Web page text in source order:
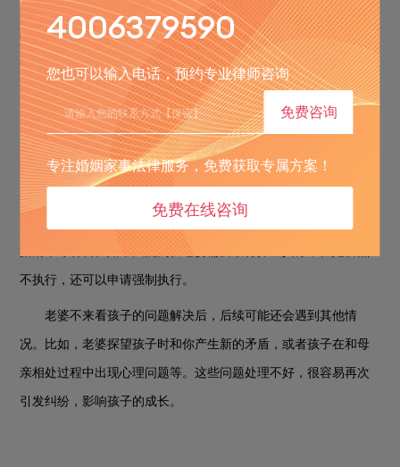
天记录、通话录音等，证明她有条件探望却不履行义务。还可以
收集孩子因为缺少母亲陪伴而受到影响的证据，比如孩子的心理
评估报告、老师的反馈等。这些证据能够更有力地说明问题。
四、向法院提起诉讼
如果前面的方法都行不通，可以向法院提起诉讼。向法院提
交收集好的证据，请求法院判决老婆履行探望义务。法院会根据
具体情况进行审理。在诉讼过程中，要注意遵守法律程序，按照
法院的要求提供材料和参加庭审。比如，要按时提交起诉状、证
据清单等材料。如果法院判决老婆需要履行探望义务，但她仍然
不执行，还可以申请强制执行。
老婆不来看孩子的问题解决后，后续可能还会遇到其他情
况。比如，老婆探望孩子时和你产生新的矛盾，或者孩子在和母
亲相处过程中出现心理问题等。这些问题处理不好，很容易再次
引发纠纷，影响孩子的成长。
4006379590
您也可以输入电话，预约专业律师咨询
免费咨询
专注婚姻家事法律服务，免费获取专属方案！
免费在线咨询